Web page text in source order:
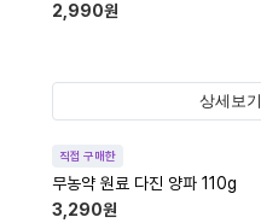
2,990원
상세보기
직접 구매한
무농약 원료 다진 양파 110g
3,290원